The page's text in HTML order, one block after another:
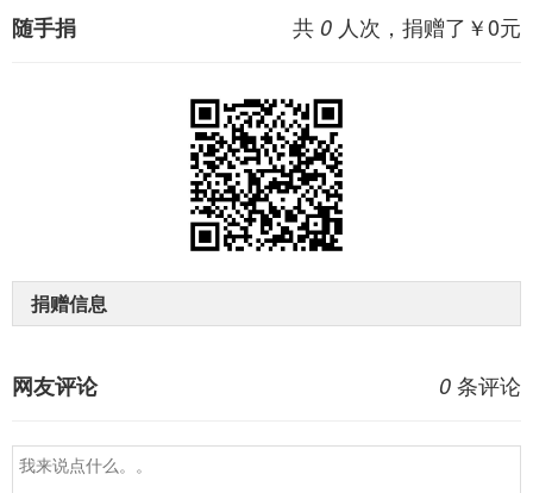
共 0 人次，捐赠了￥0元
随手捐
捐赠信息
0 条评论
网友评论